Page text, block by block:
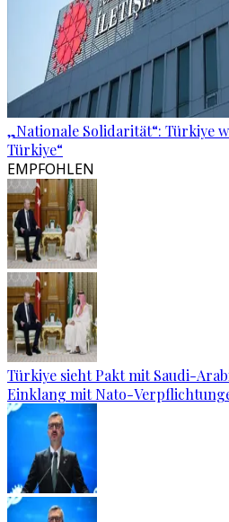
„Nationale Solidarität“: Türkiye
Türkiye“
EMPFOHLEN
Türkiye sieht Pakt mit Saudi-
Einklang mit Nato-